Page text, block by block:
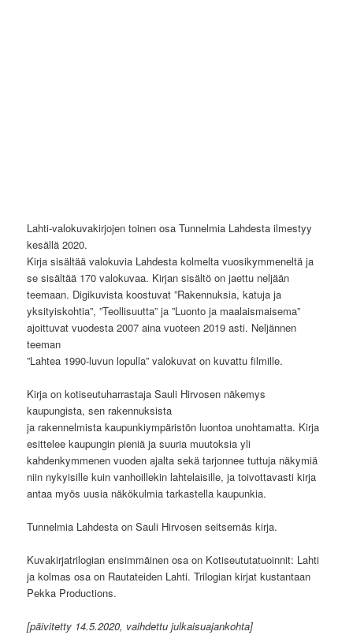
Lahti-valokuvakirjojen toinen osa Tunnelmia Lahdesta ilmestyy
kesällä 2020.
Kirja sisältää valokuvia Lahdesta kolmelta vuosikymmeneltä ja
se sisältää 170 valokuvaa. Kirjan sisältö on jaettu neljään
teemaan. Digikuvista koostuvat ”Rakennuksia, katuja ja
yksityiskohtia”, ”Teollisuutta” ja ”Luonto ja maalaismaisema”
ajoittuvat vuodesta 2007 aina vuoteen 2019 asti. Neljännen
teeman
”Lahtea 1990-luvun lopulla” valokuvat on kuvattu filmille.
Kirja on kotiseutuharrastaja Sauli Hirvosen näkemys
kaupungista, sen rakennuksista
ja rakennelmista kaupunkiympäristön luontoa unohtamatta. Kirja
esittelee kaupungin pieniä ja suuria muutoksia yli
kahdenkymmenen vuoden ajalta sekä tarjonnee tuttuja näkymiä
niin nykyisille kuin vanhoillekin lahtelaisille, ja toivottavasti kirja
antaa myös uusia näkökulmia tarkastella kaupunkia.
Tunnelmia Lahdesta on Sauli Hirvosen seitsemäs kirja.
Kuvakirjatrilogian ensimmäinen osa on Kotiseututatuoinnit: Lahti
ja kolmas osa on Rautateiden Lahti. Trilogian kirjat kustantaan
Pekka Productions.
[päivitetty 14.5.2020, vaihdettu julkaisuajankohta]